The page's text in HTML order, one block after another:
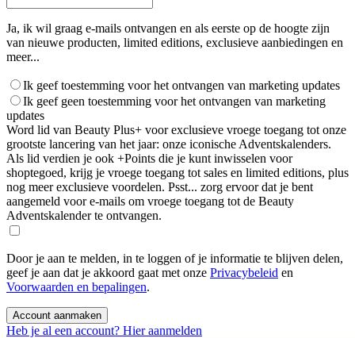
Ja, ik wil graag e-mails ontvangen en als eerste op de hoogte zijn
van nieuwe producten, limited editions, exclusieve aanbiedingen en
meer...
Ik geef toestemming voor het ontvangen van marketing updates
Ik geef geen toestemming voor het ontvangen van marketing
updates
Word lid van Beauty Plus+ voor exclusieve vroege toegang tot onze
grootste lancering van het jaar: onze iconische Adventskalenders.
Als lid verdien je ook +Points die je kunt inwisselen voor
shoptegoed, krijg je vroege toegang tot sales en limited editions, plus
nog meer exclusieve voordelen. Psst... zorg ervoor dat je bent
aangemeld voor e-mails om vroege toegang tot de Beauty
Adventskalender te ontvangen.
Door je aan te melden, in te loggen of je informatie te blijven delen,
geef je aan dat je akkoord gaat met onze Privacybeleid en
Voorwaarden en bepalingen.
Account aanmaken
Heb je al een account? Hier aanmelden